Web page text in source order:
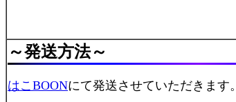
～発送方法～
はこBOONにて発送させていただきます。